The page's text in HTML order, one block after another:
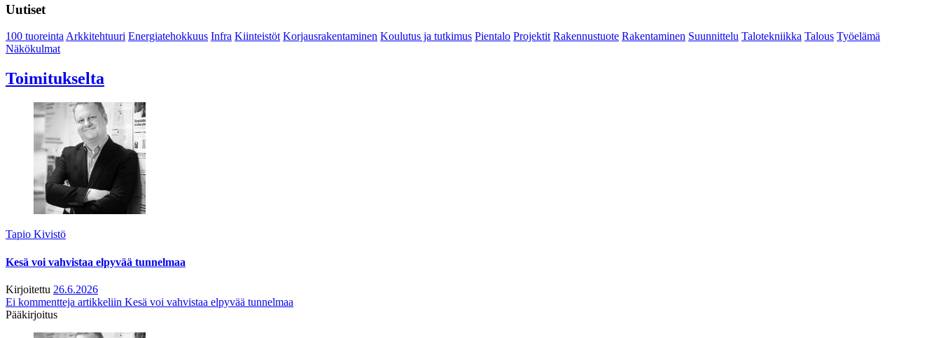
Uutiset
100 tuoreintaArkkitehtuuri Energiatehokkuus Infra Kiinteistöt Korjausrakentaminen Koulutus ja tutkimus Pientalo Projektit Rakennustuote Rakentaminen Suunnittelu Talotekniikka Talous Työelämä
Näkökulmat
Toimitukselta
Tapio Kivistö
Kesä voi vahvistaa elpyvää tunnelmaa
Kirjoitettu 26.6.2026
Ei kommentteja artikkeliin Kesä voi vahvistaa elpyvää tunnelmaa
Pääkirjoitus